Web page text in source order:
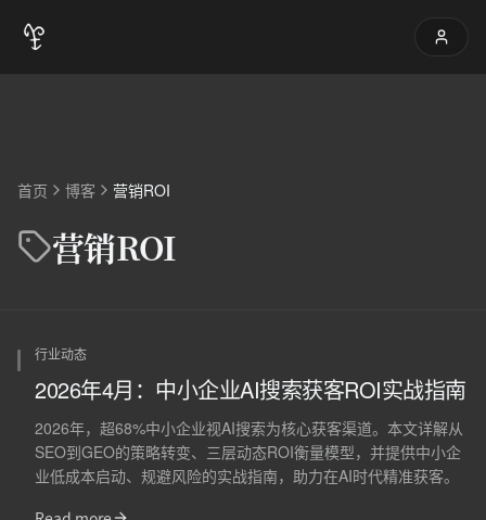
首页 博客 营销ROI
营销ROI
行业动态
2026年4月：中小企业AI搜索获客ROI实战指南
2026年，超68%中小企业视AI搜索为核心获客渠道。本文详解从
SEO到GEO的策略转变、三层动态ROI衡量模型，并提供中小企
业低成本启动、规避风险的实战指南，助力在AI时代精准获客。